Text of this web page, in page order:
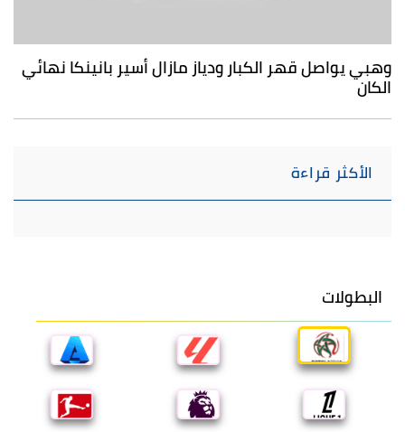
وهبي يواصل قهر الكبار ودياز مازال أسير بانينكا نهائي
الكان
الأكثر قراءة
البطولات